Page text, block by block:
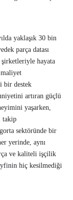
yaklaşık 30 bin
parça datası
hayata
bir destek
artıran güçlü
yaşarken,
takip
sektöründe bir
yerinde, aynı
ve kaliteli işçilik
hiç kesilmediği